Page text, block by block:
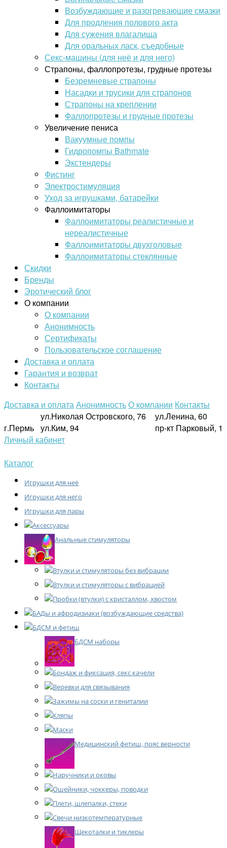
Возбуждающие и разогревающие смазки
Для продления полового акта
Для сужения влагалища
Для оральных ласк, съедобные
Секс-машины (для неё и для него)
Страпоны, фаллопротезы, грудные протезы
Безремневые страпоны
Насадки и трусики для страпонов
Страпоны на креплении
Фаллопротезы и грудные протезы
Увеличение пениса
Вакуумные помпы
Гидропомпы Bathmate
Экстендеры
Фистинг
Электростимуляция
Уход за игрушками, батарейки
Фаллоимитаторы
Фаллоимитаторы реалистичные и
нереалистичные
Фаллоимитаторы двухголовые
Фаллоимитаторы стеклянные
Скидки
Бренды
Эротический блог
О компании
О компании
Анонимность
Сертификаты
Пользовательское соглашение
Доставка и оплата
Гарантия и возврат
Контакты
Доставка и оплатаАнонимностьО компании Контакты
г.Пермь
ул.Николая Островского, 76
ул.Ким, 94
ул.Ленина, 60
пр-кт Парковый, 1
Личный кабинет
Каталог
Игрушки для неё
Игрушки для него
Игрушки для пары
Аксессуары
Анальные стимуляторы
Втулки и стимуляторы без вибрации
Втулки и стимуляторы с вибрацией
Пробки (втулки) с кристаллом, хвостом
БАДы и афродизиаки (возбуждающие средства)
БДСМ и фетиш
БДСМ наборы
Бондаж и фиксация, секс качели
Веревки для связывания
Зажимы на соски и гениталии
Кляпы
Маски
Медицинский фетиш, пояс верности
Наручники и оковы
Ошейники, чоккеры, поводки
Плети, шлепалки, стеки
Свечи низкотемпературные
Щекоталки и тиклеры